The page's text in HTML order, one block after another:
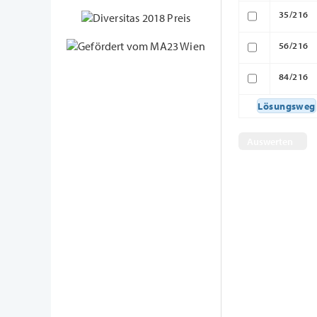
35/216
56/216
84/216
Lösungsweg